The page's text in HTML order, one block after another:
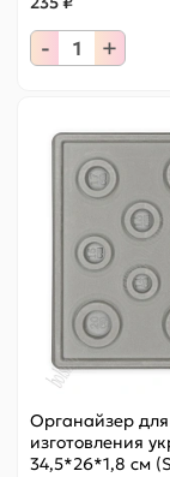
- +
Органайзер для
изготовления
34,5*26*1,8 см